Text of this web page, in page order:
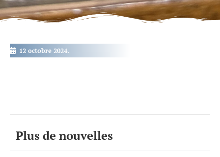
12 octobre 2024.
Plus de nouvelles